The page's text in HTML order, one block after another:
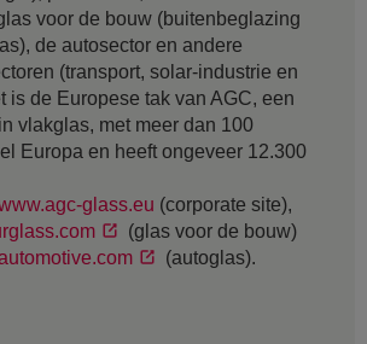
voor de bouw (buitenbeglazing
de autosector en andere
(transport, solar-industrie en
is de Europese tak van AGC, een
vlakglas, met meer dan 100
Europa en heeft ongeveer 12.300
glass.eu (corporate site),
(glas voor de bouw)
(autoglas).